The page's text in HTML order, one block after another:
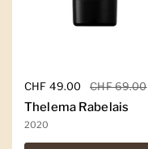
Regulärer Preis
CHF 49.00 Sale-Preis
CHF 69.00
Thelema Rabelais
2020